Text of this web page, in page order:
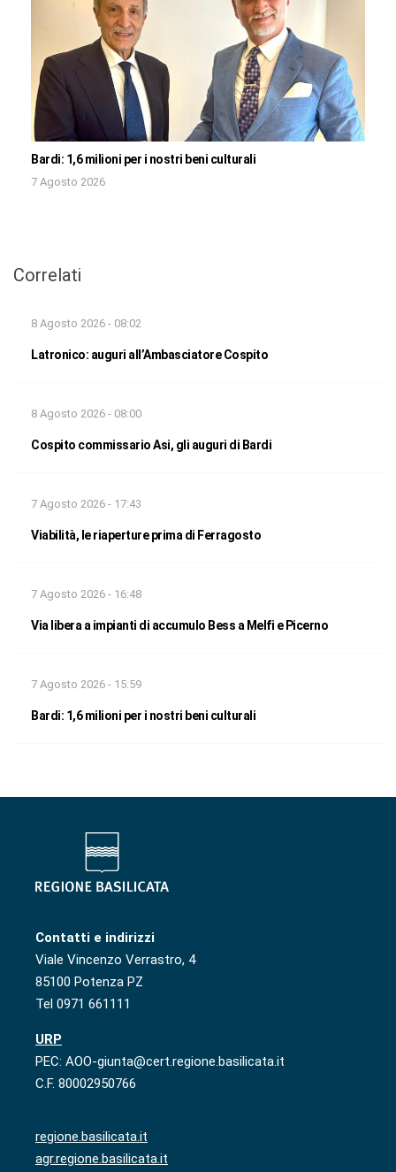
Bardi: 1,6 milioni per i nostri beni culturali
7 Agosto 2026
Correlati
8 Agosto 2026 - 08:02
Latronico: auguri all’Ambasciatore Cospito
8 Agosto 2026 - 08:00
Cospito commissario Asi, gli auguri di Bardi
7 Agosto 2026 - 17:43
Viabilità, le riaperture prima di Ferragosto
7 Agosto 2026 - 16:48
Via libera a impianti di accumulo Bess a Melfi e Picerno
7 Agosto 2026 - 15:59
Bardi: 1,6 milioni per i nostri beni culturali
Contatti e indirizzi
Viale Vincenzo Verrastro, 4
85100 Potenza PZ
Tel 0971 661111
URP
PEC: AOO-giunta@cert.regione.basilicata.it
C.F. 80002950766
regione.basilicata.it
agr.regione.basilicata.it